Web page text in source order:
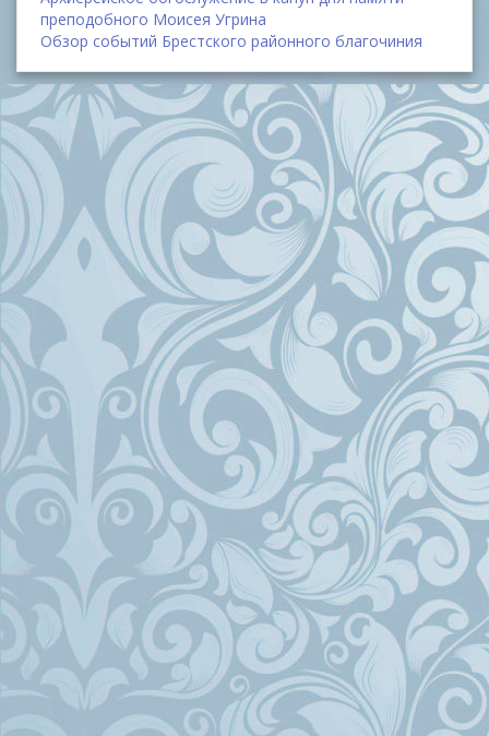
преподобного Моисея Угрина
Обзор событий Брестского районного благочиния